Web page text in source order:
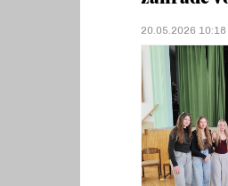
20.05.2026 10:18